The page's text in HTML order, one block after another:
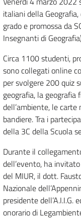
italiani della
grado e promossa da
Insegnanti di
Circa 1100 studenti,
sono collegati online
per svolgere 200 quiz
geografia, la geografia
dell’ambiente, le
bandiere. Tra i
della 3C della Scuola
Durante il
dell’evento, ha
del MIUR, il dott.
Nazionale
presidente dell’A.I.I.G.
onorario di